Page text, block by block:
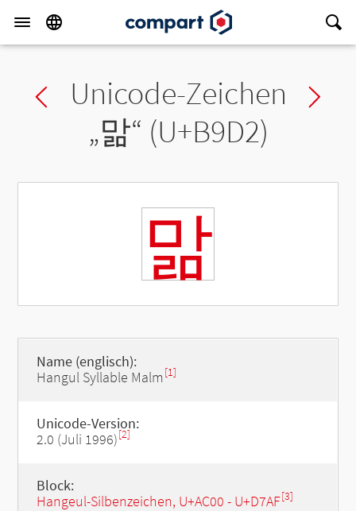
Previous char
Unicode-Zeichen
„맒“ (U+B9D2)
맒
Name (englisch):
Hangul Syllable Malm [1]
Unicode-Version:
2.0 (Juli 1996)[2]
Block:
Hangeul-Silbenzeichen, U+AC00 - U+D7AF[3]